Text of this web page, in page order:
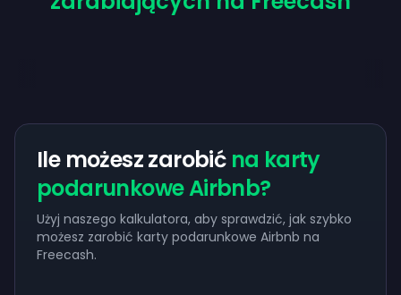
Ile możesz zarobić na karty
podarunkowe Airbnb?
Użyj naszego kalkulatora, aby sprawdzić, jak szybko
możesz zarobić karty podarunkowe Airbnb na
Freecash.